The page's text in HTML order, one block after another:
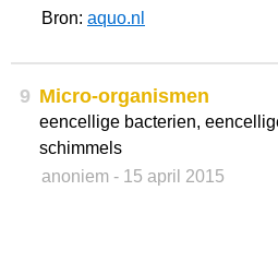
Bron: aquo.nl
9 Micro-organismen
eencellige bacterien,
schimmels
anoniem - 15 april 2015